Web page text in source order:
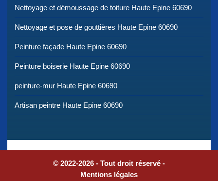
Nettoyage et démoussage de toiture Haute Epine 60690
Nettoyage et pose de gouttières Haute Epine 60690
Peinture façade Haute Epine 60690
Peinture boiserie Haute Epine 60690
peinture-mur Haute Epine 60690
Artisan peintre Haute Epine 60690
© 2022-2026 - Tout droit réservé -
Mentions légales